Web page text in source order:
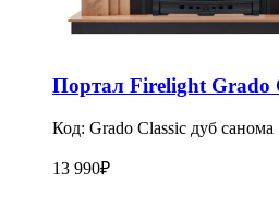
Портал Firelight Grado
Код: Grado Classic дуб санома
13 990₽